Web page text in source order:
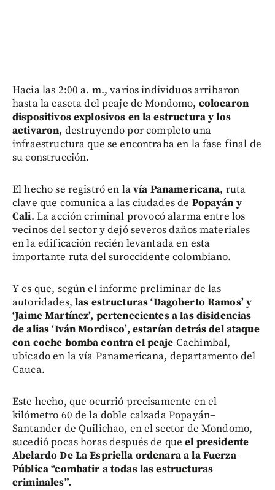
Hacia las 2:00 a. m., varios individuos arribaron
hasta la caseta del peaje de Mondomo, colocaron
dispositivos explosivos en la estructura y los
activaron, destruyendo por completo una
infraestructura que se encontraba en la fase final de
su construcción.
El hecho se registró en lavía Panamericana, ruta
clave que comunica a las ciudades de Popayán y
Cali. La acción criminal provocó alarma entre los
vecinos del sector y dejó severos daños materiales
en la edificación recién levantada en esta
importante ruta del suroccidente colombiano.
Y es que, según el informe preliminar de las
autoridades, las estructuras ‘Dagoberto Ramos’ y
‘Jaime Martínez’, pertenecientes a las disidencias
de alias ‘Iván Mordisco’, estarían detrás del ataque
con coche bomba contra el peaje Cachimbal,
ubicado en la vía Panamericana, departamento del
Cauca.
Este hecho, que ocurrió precisamente en el
kilómetro 60 de la doble calzada Popayán–
Santander de Quilichao, en el sector de Mondomo,
sucedió pocas horas después de queel presidente
Abelardo De La Espriella ordenara a la Fuerza
Pública “combatir a todas las estructuras
criminales”.